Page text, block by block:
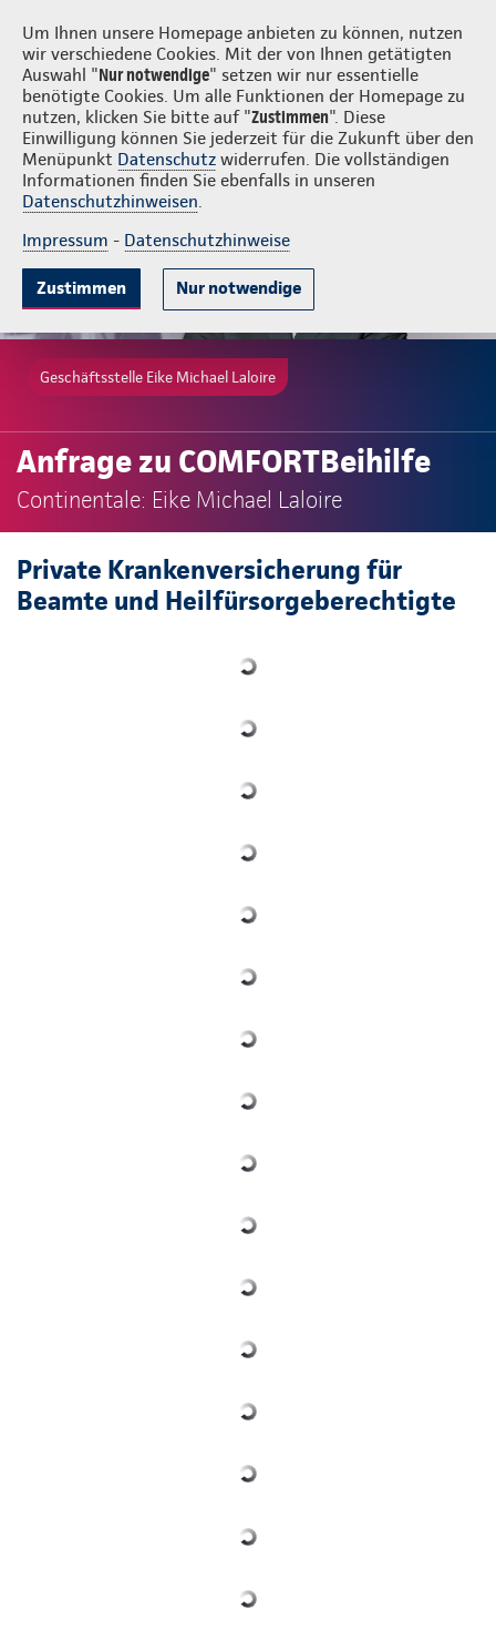
Um Ihnen unsere Homepage anbieten zu können, nutzen
wir verschiedene Cookies. Mit der von Ihnen getätigten
Auswahl "Nur notwendige" setzen wir nur essentielle
benötigte Cookies. Um alle Funktionen der Homepage zu
nutzen, klicken Sie bitte auf "Zustimmen". Diese
Einwilligung können Sie jederzeit für die Zukunft über den
Menüpunkt Datenschutz widerrufen. Die vollständigen
Informationen finden Sie ebenfalls in unseren
Datenschutzhinweisen.
Impressum - Datenschutzhinweise
Zustimmen Nur notwendige
Eike Michael Laloire Login
Geschäftsstelle Eike Michael Laloire
Anfrage zu COMFORTBeihilfe
Continentale: Eike Michael Laloire
Private Krankenversicherung für
Beamte und Heilfürsorgeberechtigte